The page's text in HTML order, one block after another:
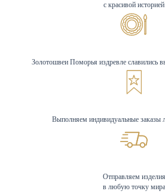
с красивой историей
Золотошвеи Поморья издревле славились
Выполняем индивидуальные заказы
Отправляем изделия
в любую точку мира